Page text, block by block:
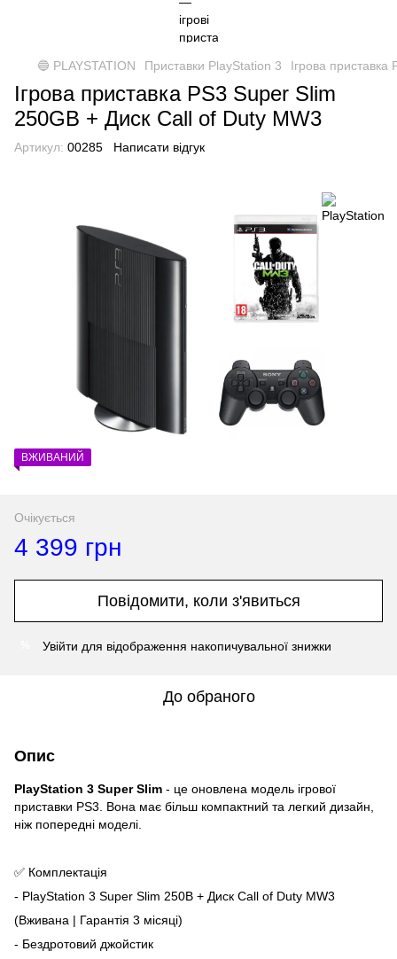
🔵 PLAYSTATION Приставки PlayStation 3 Ігрова
Ігрова приставка PS3 Super Slim
250GB + Диск Call of Duty MW3
Артикул: 00285 Написати відгук
ВЖИВАНИЙ
Очікується
4 399 грн
Повідомити, коли з'явиться
Увійти для відображення накопичувальної знижки
До обраного
Опис
PlayStation 3 Super Slim - це оновлена модель ігрової
приставки PS3. Вона має більш компактний та легкий дизайн,
ніж попередні моделі.
✅ Комплектація
- PlayStation 3 Super Slim 250B + Диск Call of Duty MW3
(Вживана | Гарантія 3 місяці)
- Бездротовий джойстик